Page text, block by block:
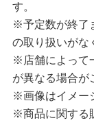
す。
※予定数が終了
の取り扱いがな
※店舗によって
が異なる場合が
※画像はイメー
※商品に関する